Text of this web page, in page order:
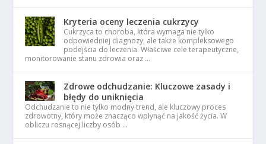
Kryteria oceny leczenia cukrzycy
Cukrzyca to choroba, która wymaga nie tylko
odpowiedniej diagnozy, ale także kompleksowego
podejścia do leczenia. Właściwe cele terapeutyczne,
monitorowanie stanu zdrowia oraz …
Zdrowe odchudzanie: Kluczowe zasady i
błędy do uniknięcia
Odchudzanie to nie tylko modny trend, ale kluczowy proces
zdrowotny, który może znacząco wpłynąć na jakość życia. W
obliczu rosnącej liczby osób …